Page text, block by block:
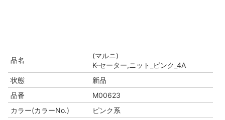
品名
(マルニ)
K-セーター,ニット_ピンク_4A
状態
新品
品番
M00623
カラー(カラーNo.)
ピンク系